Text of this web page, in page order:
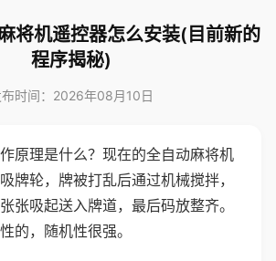
将机遥控器怎么安装(目前新的
程序揭秘)
布时间：2026年08月10日
原理是什么？现在的全自动麻将机
牌轮，牌被打乱后通过机械搅拌，
张吸起送入牌道，最后码放整齐。
的，随机性很强。